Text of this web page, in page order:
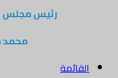
رئيس مجلس
محمد
القائمة